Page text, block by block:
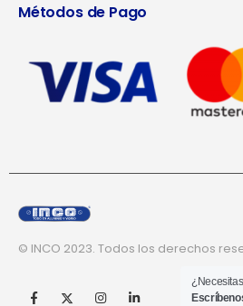
Métodos de Pago
© INCO 2023. Todos los derechos